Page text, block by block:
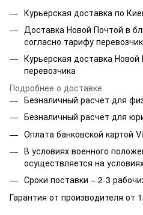
Курьерская доставка по
Доставка Новой Почтой в
согласно тарифу
Курьерская доставка
перевозчика
Подробнее о доставке
Безналичный расчет для
Безналичный расчет для
Оплата банковской картой
В условиях военного
осуществляется на
Сроки поставки – 2-3
Гарантия от производителя от